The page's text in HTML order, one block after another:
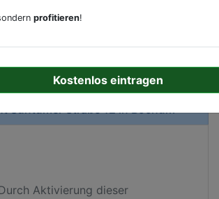
anbietet und womit Sie sich von
Suntumer Straße 12inBochum
Aktivierung dieser
profitieren!
Kostenlos eintragen